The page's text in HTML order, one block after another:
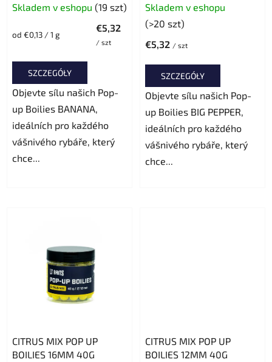
óó
w
Skladem v eshopu (19 szt)
€5,32
/ szt
Cena
od €0,13 / 1 g
SZCZEGÓŁY
Objevte sílu našich Pop-
up Boilies BANANA,
ideálních pro každého
vášnivého rybáře, který
chce...
ocena
5,0
na
5
gwiazdek.
Skladem v eshopu
(>20 szt)
€5,32 / szt
SZCZEGÓŁY
Objevte sílu našich Pop-
up Boilies BIG PEPPER,
ideálních pro každého
vášnivého rybáře, který
chce...
CITRUS MIX POP UP
BOILIES 16MM 40G
CITRUS MIX POP UP
BOILIES 12MM 40G